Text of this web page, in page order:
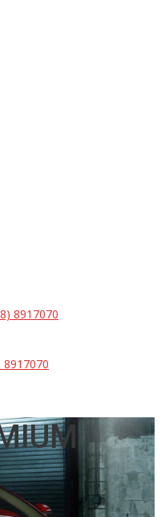
8917070
8917070